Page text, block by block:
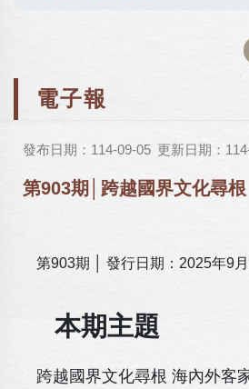
電子報
發布日期：114-09-05 更新日期：
第903期│跨越國界文化尋根
第903期 │ 發行日期：2025年9月
本期主題
跨越國界文化尋根 海內外客